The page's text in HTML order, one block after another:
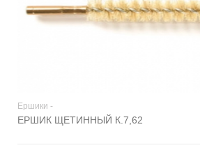
Ершики -
ЕРШИК ЩЕТИННЫЙ К.7,62